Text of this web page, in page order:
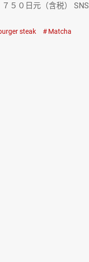
５０日元（含税） SNS
steak
Matcha